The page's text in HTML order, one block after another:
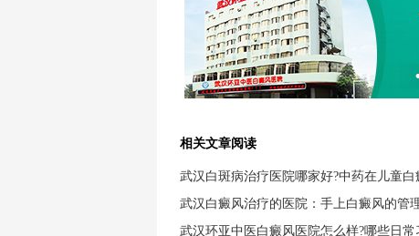
相关文章阅读
武汉白斑病治疗医院哪家好?中药在儿童白
武汉白癜风治疗的医院：手上白癜风的管
武汉环亚中医白癜风医院怎么样?哪些日常